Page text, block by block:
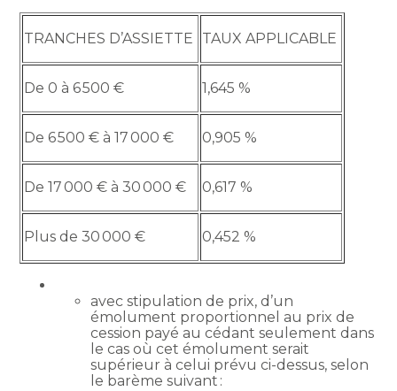
TRANCHES D’ASSIETTE TAUX APPLICABLE
De 0 à 6 500 € 1,645 %
De 6 500 € à 17 000 € 0,905 %
De 17 000 € à 30 000 € 0,617 %
Plus de 30 000 € 0,452 %
avec stipulation de prix, d’un
émolument proportionnel au prix de
cession payé au cédant seulement dans
le cas où cet émolument serait
supérieur à celui prévu ci-dessus, selon
le barème suivant :